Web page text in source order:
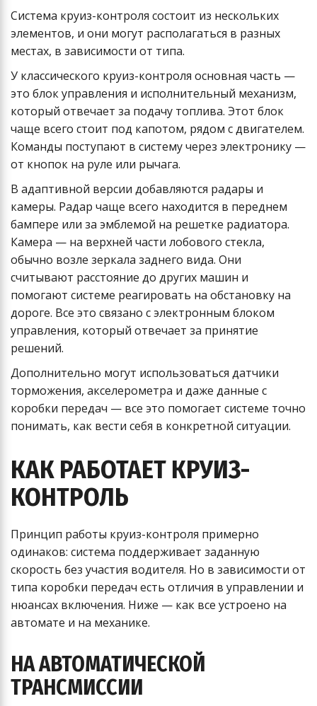
Система круиз-контроля состоит из нескольких
элементов, и они могут располагаться в разных
местах, в зависимости от типа.
У классического круиз-контроля основная часть —
это блок управления и исполнительный механизм,
который отвечает за подачу топлива. Этот блок
чаще всего стоит под капотом, рядом с двигателем.
Команды поступают в систему через электронику —
от кнопок на руле или рычага.
В адаптивной версии добавляются радары и
камеры. Радар чаще всего находится в переднем
бампере или за эмблемой на решетке радиатора.
Камера — на верхней части лобового стекла,
обычно возле зеркала заднего вида. Они
считывают расстояние до других машин и
помогают системе реагировать на обстановку на
дороге. Все это связано с электронным блоком
управления, который отвечает за принятие
решений.
Дополнительно могут использоваться датчики
торможения, акселерометра и даже данные с
коробки передач — все это помогает системе точно
понимать, как вести себя в конкретной ситуации.
КАК РАБОТАЕТ КРУИЗ-
КОНТРОЛЬ
Принцип работы круиз-контроля примерно
одинаков: система поддерживает заданную
скорость без участия водителя. Но в зависимости от
типа коробки передач есть отличия в управлении и
нюансах включения. Ниже — как все устроено на
автомате и на механике.
НА АВТОМАТИЧЕСКОЙ
ТРАНСМИССИИ